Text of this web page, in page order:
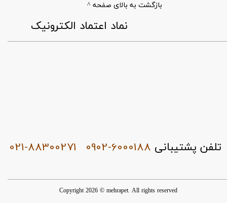
0902-6000188
بازگشت به بالای صفحه ^
021-88300271
Copyright 2026 © mehrapet. All rights reserved
​نماد اعتماد الکترونیک